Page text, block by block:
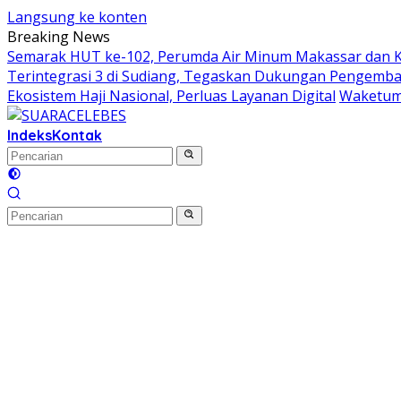
Langsung ke konten
Breaking News
Semarak HUT ke-102, Perumda Air Minum Makassar
Terintegrasi 3 di Sudiang, Tegaskan Dukungan
Ekosistem Haji Nasional, Perluas Layanan Digital
IndeksKontak